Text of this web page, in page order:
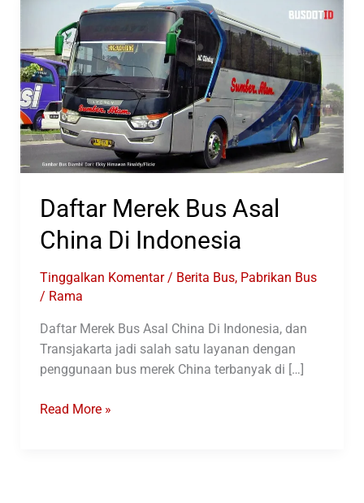
Daftar Merek Bus Asal
China Di Indonesia
Tinggalkan Komentar / Berita Bus, Pabrikan Bus
/ Rama
Daftar Merek Bus Asal China Di Indonesia, dan
Transjakarta jadi salah satu layanan dengan
penggunaan bus merek China terbanyak di […]
Daftar
Read More »